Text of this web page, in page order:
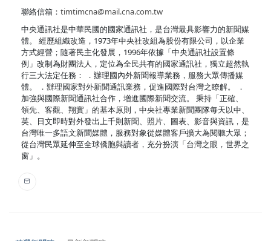
聯絡信箱： timtimcna@mail.cna.com.tw
中央通訊社是中華民國的國家通訊社，是台灣最具影響力的新聞媒
體。 經歷組織改造，1973年中央社改組為股份有限公司，以企業
方式經營；隨著民主化發展，1996年依據「中央通訊社設置條
例」改制為財團法人，定位為全民共有的國家通訊社，獨立超然執
行三大法定任務： ．辦理國內外新聞報導業務，服務大眾傳播媒
體。 ．辦理國家對外新聞通訊業務，促進國際對台灣之瞭解。 ．
加強與國際新聞通訊社合作，增進國際新聞交流。 秉持「正確、
領先、客觀、翔實」的基本原則，中央社專業新聞團隊每天以中、
英、日文即時對外發出上千則新聞、照片、圖表、影音與資訊，是
台灣唯一多語文新聞媒體，服務對象從媒體客戶擴大為閱聽大眾；
從台灣民眾延伸至全球僑胞與讀者，充分扮演「台灣之眼，世界之
窗」。